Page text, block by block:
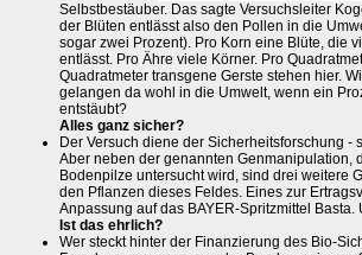
Selbstbestäuber. Das sagte Versuchsleiter
der Blüten entlässt also den Pollen in die
sogar zwei Prozent). Pro Korn eine Blüte, die
entlässt. Pro Ähre viele Körner. Pro
Quadratmeter transgene Gerste stehen hier.
gelangen da wohl in die Umwelt, wenn ein
entstäubt?
Alles ganz sicher?
Der Versuch diene der Sicherheitsforschung -
Aber neben der genannten Genmanipulation,
Bodenpilze untersucht wird, sind drei weitere
den Pflanzen dieses Feldes. Eines zur
Anpassung auf das BAYER-Spritzmittel Basta.
Ist das ehrlich?
Wer steckt hinter der Finanzierung des Bio-